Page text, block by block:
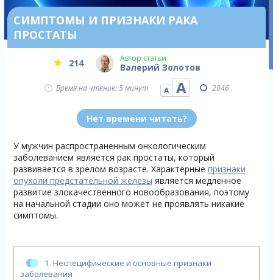
СИМПТОМЫ И ПРИЗНАКИ РАКА
ПРОСТАТЫ
214 Автор статьи
Валерий Золотов
Время на чтение: 5 минут А А 2846
Нет времени читать?
У мужчин распространенным онкологическим
заболеванием является рак простаты, который
развивается в зрелом возрасте. Характерные признаки
опухоли предстательной железы является медленное
развитие злокачественного новообразования, поэтому
на начальной стадии оно может не проявлять никакие
симптомы.
1. Неспецифические и основные признаки
заболевания